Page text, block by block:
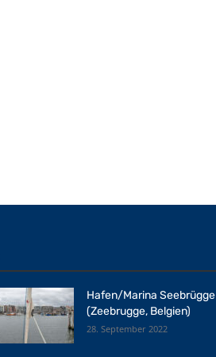
Hafen/Marina Seebrügge
(Zeebrugge, Belgien)
28. September 2022